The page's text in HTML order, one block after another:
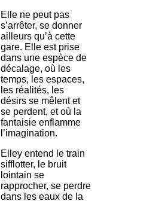
Elle ne peut pas
s’arrêter, se donner
ailleurs qu’à cette
gare. Elle est prise
dans une espèce de
décalage, où les
temps, les espaces,
les réalités, les
désirs se mêlent et
se perdent, et où la
fantaisie enflamme
l’imagination.
Elley entend le train
sifflotter, le bruit
lointain se
rapprocher, se perdre
dans les eaux de la